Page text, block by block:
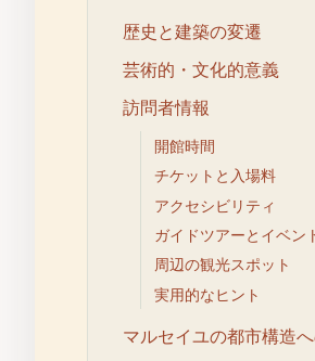
歴史と建築の変遷
芸術的・文化的意義
訪問者情報
開館時間
チケットと入場料
アクセシビリティ
ガイドツアーとイベン
周辺の観光スポット
実用的なヒント
マルセイユの都市構造